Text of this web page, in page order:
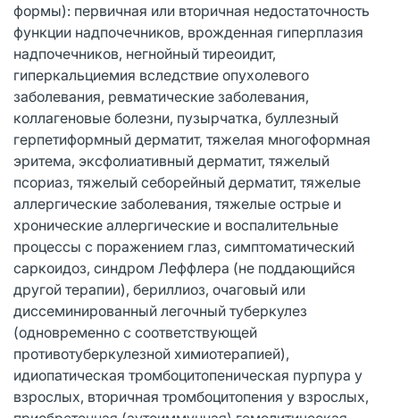
формы): первичная или вторичная недостаточность
функции надпочечников, врожденная гиперплазия
надпочечников, негнойный тиреоидит,
гиперкальциемия вследствие опухолевого
заболевания, ревматические заболевания,
коллагеновые болезни, пузырчатка, буллезный
герпетиформный дерматит, тяжелая многоформная
эритема, эксфолиативный дерматит, тяжелый
псориаз, тяжелый себорейный дерматит, тяжелые
аллергические заболевания, тяжелые острые и
хронические аллергические и воспалительные
процессы с поражением глаз, симптоматический
саркоидоз, синдром Леффлера (не поддающийся
другой терапии), бериллиоз, очаговый или
диссеминированный легочный туберкулез
(одновременно с соответствующей
противотуберкулезной химиотерапией),
идиопатическая тромбоцитопеническая пурпура у
взрослых, вторичная тромбоцитопения у взрослых,